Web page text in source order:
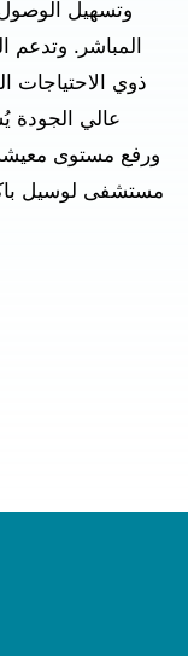
وتسهيل الوصول
المباشر. وتدعم
ذوي الاحتياجات
عالي الجودة
ورفع مستوى
مستشفى لوسيل